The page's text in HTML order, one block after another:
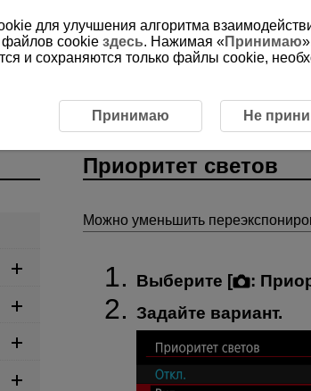
видео
Приоритет светов
Можно уменьшить
Выберите [ :
Задайте вариант.
для улучшения алгоритма
файлов cookie здесь. Нажимая «Принимаю
и сохраняются только файлы cookie,
Принимаю Не